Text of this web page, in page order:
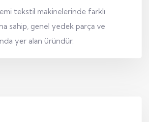
tekstil makinelerinde farklı
sahip, genel yedek parça ve
yer alan üründür.